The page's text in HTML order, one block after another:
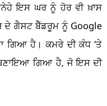
ਇਸ ਘਰ ਨੂੰ ਹੋਰ ਵੀ ਖ਼ਾਸ
ਦੇ ਗੈਸਟ ਬੈੱਡਰੂਮ ਨੂੰ Google
ਗਿਆ ਹੈ। ਕਮਰੇ ਦੀ ਕੰਧ ‘ਤੇ
ਬਣਾਇਆ ਗਿਆ ਹੈ, ਜੋ ਇਸ ਦੀ